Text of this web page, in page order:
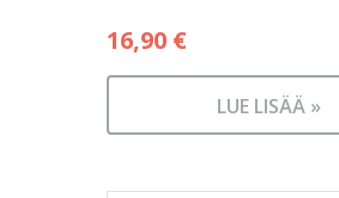
16,90 €
LUE LISÄÄ »